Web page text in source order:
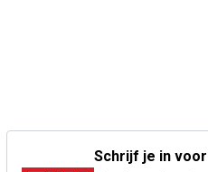
Schrijf je in